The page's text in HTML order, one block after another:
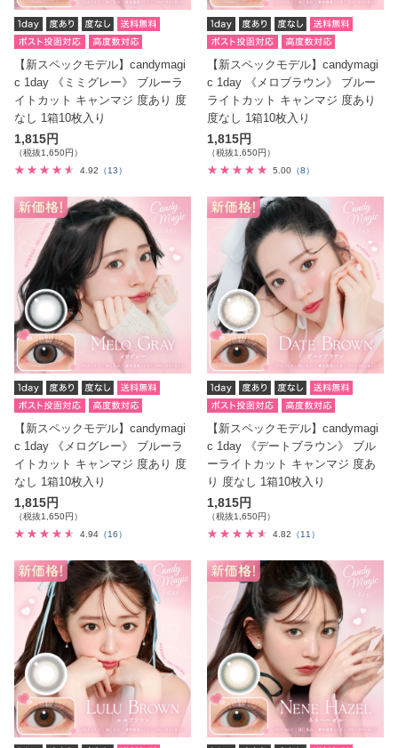
【新スペックモデル】candymagi
c 1day 《ミミグレー》 ブルーラ
イトカット キャンマジ 度あり 度
なし 1箱10枚入り
1,815円
（税抜1,650円）
4.92 （13）
【新スペックモデル】candymagi
c 1day 《メロブラウン》 ブルー
ライトカット キャンマジ 度あり
度なし 1箱10枚入り
1,815円
（税抜1,650円）
5.00 （8）
【新スペックモデル】candymagi
c 1day 《メログレー》 ブルーラ
イトカット キャンマジ 度あり 度
なし 1箱10枚入り
1,815円
（税抜1,650円）
4.94 （16）
【新スペックモデル】candymagi
c 1day 《デートブラウン》 ブル
ーライトカット キャンマジ 度あ
り 度なし 1箱10枚入り
1,815円
（税抜1,650円）
4.82
（11）